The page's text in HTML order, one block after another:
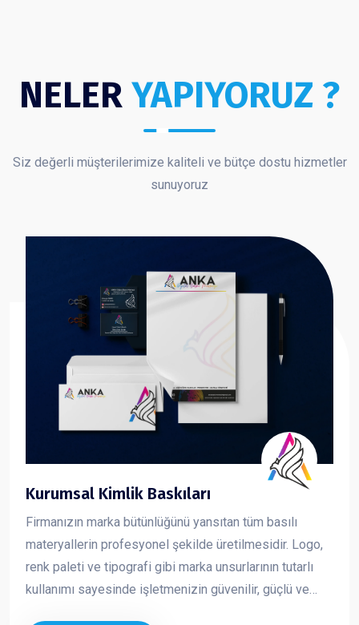
NELER YAPIYORUZ ?
Siz değerli müşterilerimize kaliteli ve bütçe dostu hizmetler
sunuyoruz
Kurumsal Kimlik Baskıları
Firmanızın marka bütünlüğünü yansıtan tüm basılı
materyallerin profesyonel şekilde üretilmesidir. Logo,
renk paleti ve tipografi gibi marka unsurlarının tutarlı
kullanımı sayesinde işletmenizin güvenilir, güçlü ve